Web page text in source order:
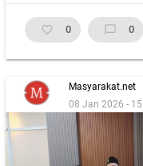
favorite_border 0 chat_bubble_outline 0
Masyarakat.net
08 Jan 2026 -